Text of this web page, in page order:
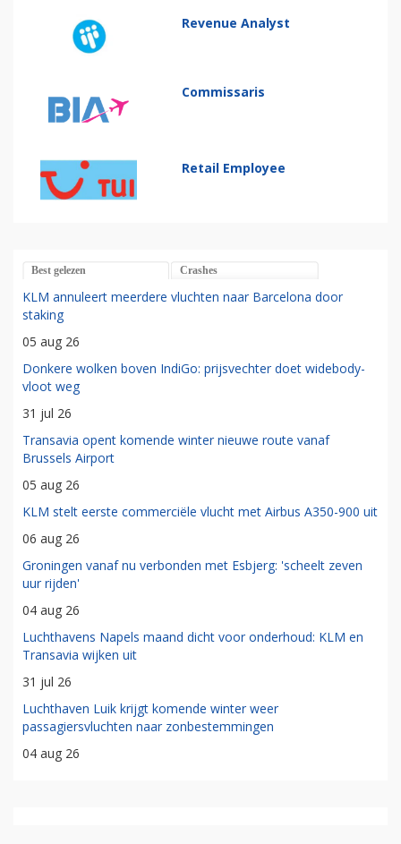
Revenue Analyst
Commissaris
Retail Employee
Best gelezen Crashes
KLM annuleert meerdere vluchten naar Barcelona door
staking
05 aug 26
Donkere wolken boven IndiGo: prijsvechter doet widebody-
vloot weg
31 jul 26
Transavia opent komende winter nieuwe route vanaf
Brussels Airport
05 aug 26
KLM stelt eerste commerciële vlucht met Airbus A350-900 uit
06 aug 26
Groningen vanaf nu verbonden met Esbjerg: 'scheelt zeven
uur rijden'
04 aug 26
Luchthavens Napels maand dicht voor onderhoud: KLM en
Transavia wijken uit
31 jul 26
Luchthaven Luik krijgt komende winter weer
passagiersvluchten naar zonbestemmingen
04 aug 26